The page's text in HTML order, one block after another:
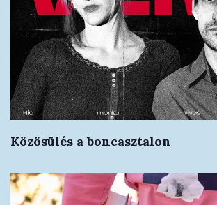
Közösülés a boncasztalon